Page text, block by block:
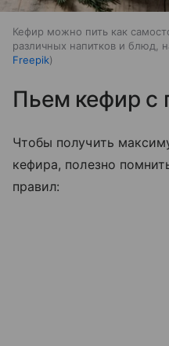
Кефир можно пить как
различных напитков и блюд,
Freepik
Пьем кефир с
Чтобы получить
кефира, полезно
правил: